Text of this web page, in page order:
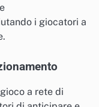
i giocatori a
a rete di